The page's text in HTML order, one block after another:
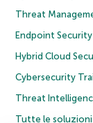
Threat
Endpoint Security
Hybrid Cloud
Cybersecurity
Threat
Tutte le soluzioni